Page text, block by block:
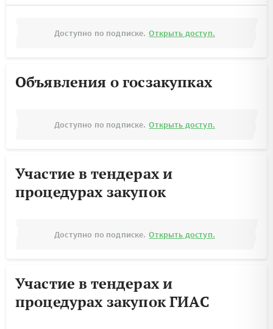
Доступно по подписке. Открыть доступ.
Объявления о госзакупках
Доступно по подписке. Открыть доступ.
Участие в тендерах и
процедурах закупок
Доступно по подписке. Открыть доступ.
Участие в тендерах и
процедурах закупок ГИАС